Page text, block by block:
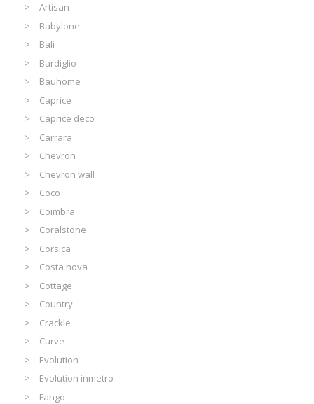
Artisan
Babylone
Bali
Bardiglio
Bauhome
Caprice
Caprice deco
Carrara
Chevron
Chevron wall
Coco
Coimbra
Coralstone
Corsica
Costa nova
Cottage
Country
Crackle
Curve
Evolution
Evolution inmetro
Fango